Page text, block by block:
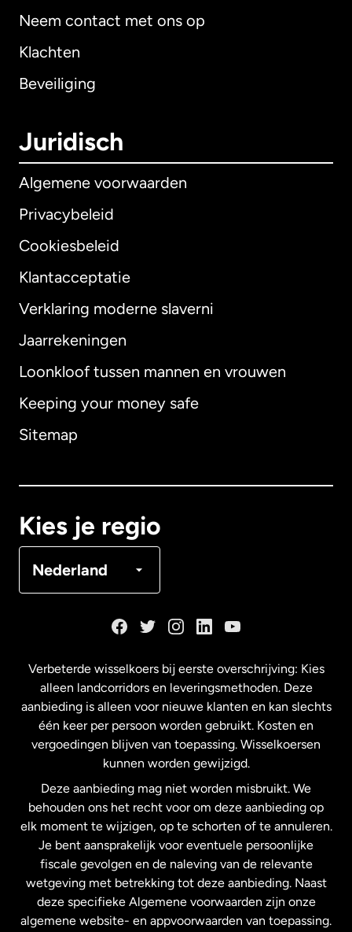
Neem contact met ons op
Klachten
Beveiliging
Juridisch
Algemene voorwaarden
Privacybeleid
Cookiesbeleid
Klantacceptatie
Verklaring moderne slaverni
Jaarrekeningen
Loonkloof tussen mannen en vrouwen
Keeping your money safe
Sitemap
Kies je regio
Nederland
Internationaal English
Australië
Maleisië
Nederland
Nieuw-Zeeland
Spanje
Verenigd Koninkrijk
Verbeterde wisselkoers bij eerste overschrijving: Kies
alleen landcorridors en leveringsmethoden. Deze
aanbieding is alleen voor nieuwe klanten en kan slechts
één keer per persoon worden gebruikt. Kosten en
vergoedingen blijven van toepassing. Wisselkoersen
kunnen worden gewijzigd.
Deze aanbieding mag niet worden misbruikt. We
behouden ons het recht voor om deze aanbieding op
elk moment te wijzigen, op te schorten of te annuleren.
Je bent aansprakelijk voor eventuele persoonlijke
fiscale gevolgen en de naleving van de relevante
wetgeving met betrekking tot deze aanbieding. Naast
deze specifieke Algemene voorwaarden zijn onze
algemene website- en appvoorwaarden van toepassing.